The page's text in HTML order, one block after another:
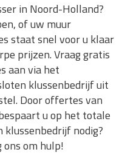
in Noord-Holland?
of uw muur
staat snel voor u klaar
prijzen. Vraag gratis
aan via het
klussenbedrijf uit
Door offertes van
u op het totale
klussenbedrijf nodig?
om hulp!